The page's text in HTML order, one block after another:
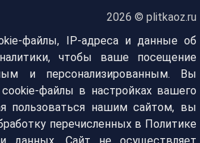
2026 © plitkaoz.ru
файлы, IP-адреса и данные об
чтобы ваше посещение
и персонализированным. Вы
файлы в настройках вашего
пользоваться нашим сайтом, вы
перечисленных в Политике